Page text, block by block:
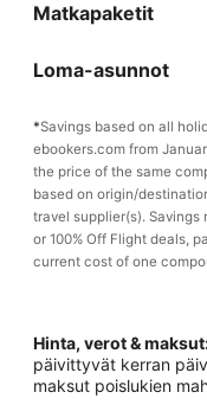
Matkapaketit
Loma-asunnot
*Savings based on all
ebookers.com from
the price of the same
based on origin/
travel supplier(s).
or 100% Off Flight deals,
current cost of one
Hinta, verot &
päivittyvät kerran
maksut poislukien